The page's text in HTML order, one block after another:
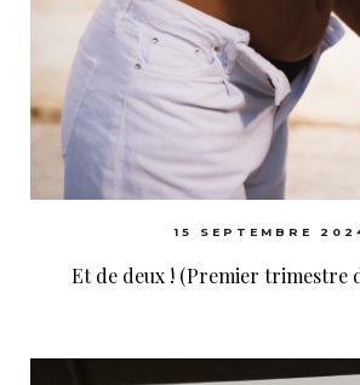
15 SEPTEMBRE
Et de deux ! (Premier trimestre